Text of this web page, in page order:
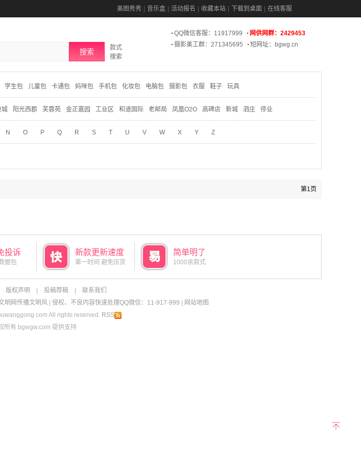
美图秀秀 音乐盒 活动报名 收藏本站 下载到桌面 在线客服
搜索
款式
搜索
QQ微信客服：11917999
网供网群：2429453
摄影美工群：271345695
短网址：bgwg.cn
学生包 儿童包 卡通包 妈咪包 手机包 化妆包 电脑包 摄影包 衣服 鞋子 玩具
城 阳光西郡 芙蓉苑 金正嘉园 工业区 和道国际 老邮局 凤凰O2O 高碑店 新城 泗庄 停业
N O P Q R S T U V W X Y Z
第1页
投诉
据包
新款更新速度
第一时间 避免压货
简单明了
1000余款式
版权声明 投稿荐稿
联系我们
明网传播文明风| 侵权、不良内容快速处理QQ微信：11-917-999
网站地图
All rights reserved. RSS
所有 bgwgw.com 提供支持